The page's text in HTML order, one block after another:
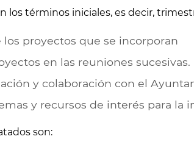
los términos iniciales, es decir,
proyectos que se incorporan
en las reuniones sucesivas.
y colaboración con el
y recursos de interés para la
son: